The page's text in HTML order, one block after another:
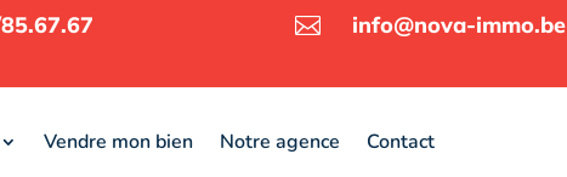
 info@nova-immo.be
Vendre mon bien Notre agence Contact